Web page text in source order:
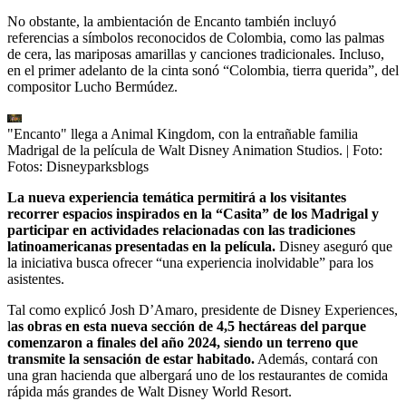
No obstante, la ambientación de Encanto también incluyó
referencias a símbolos reconocidos de Colombia, como las palmas
de cera, las mariposas amarillas y canciones tradicionales. Incluso,
en el primer adelanto de la cinta sonó “Colombia, tierra querida”, del
compositor Lucho Bermúdez.
"Encanto" llega a Animal Kingdom, con la entrañable familia
Madrigal de la película de Walt Disney Animation Studios. | Foto:
Fotos: Disneyparksblogs
La nueva experiencia temática permitirá a los visitantes
recorrer espacios inspirados en la “Casita” de los Madrigal y
participar en actividades relacionadas con las tradiciones
latinoamericanas presentadas en la película. Disney aseguró que
la iniciativa busca ofrecer “una experiencia inolvidable” para los
asistentes.
Tal como explicó Josh D’Amaro, presidente de Disney Experiences,
las obras en esta nueva sección de 4,5 hectáreas del parque
comenzaron a finales del año 2024, siendo un terreno que
transmite la sensación de estar habitado. Además, contará con
una gran hacienda que albergará uno de los restaurantes de comida
rápida más grandes de Walt Disney World Resort.